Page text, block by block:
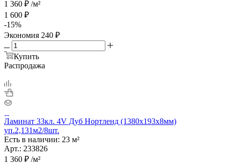
1 360 ₽ /м²
1 600 ₽
-15%
Экономия 240 ₽
Купить
Распродажа
Ламинат 33кл. 4V Дуб Нортленд (1380х193х8мм)
уп.2,131м2/8шт.
Есть в наличии: 23 м²
Арт.: 233826
1 360 ₽ /м²